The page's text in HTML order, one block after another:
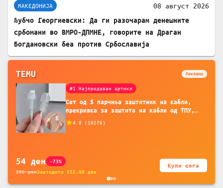
МАКЕДОНИЈА 08 август 2026
Љубчо Георгиевски: Да ги разочарам денешните
србомани во ВМРО-ДПМНЕ, говорите на Драган
Богдановски беа против Србославија
TEMU Реклама
#1 Најпродаван артикл
Сет од 5 парчиња заштитник на кабли,
прекривка за заштита на кабли од ТПУ,
додатоци за заштита на кабли, без
батерија, за мобилни телефони, комплет
4.8 ( 10276)
54 ден -73%
206денЗаштедете 152.00 ден
Купи сега